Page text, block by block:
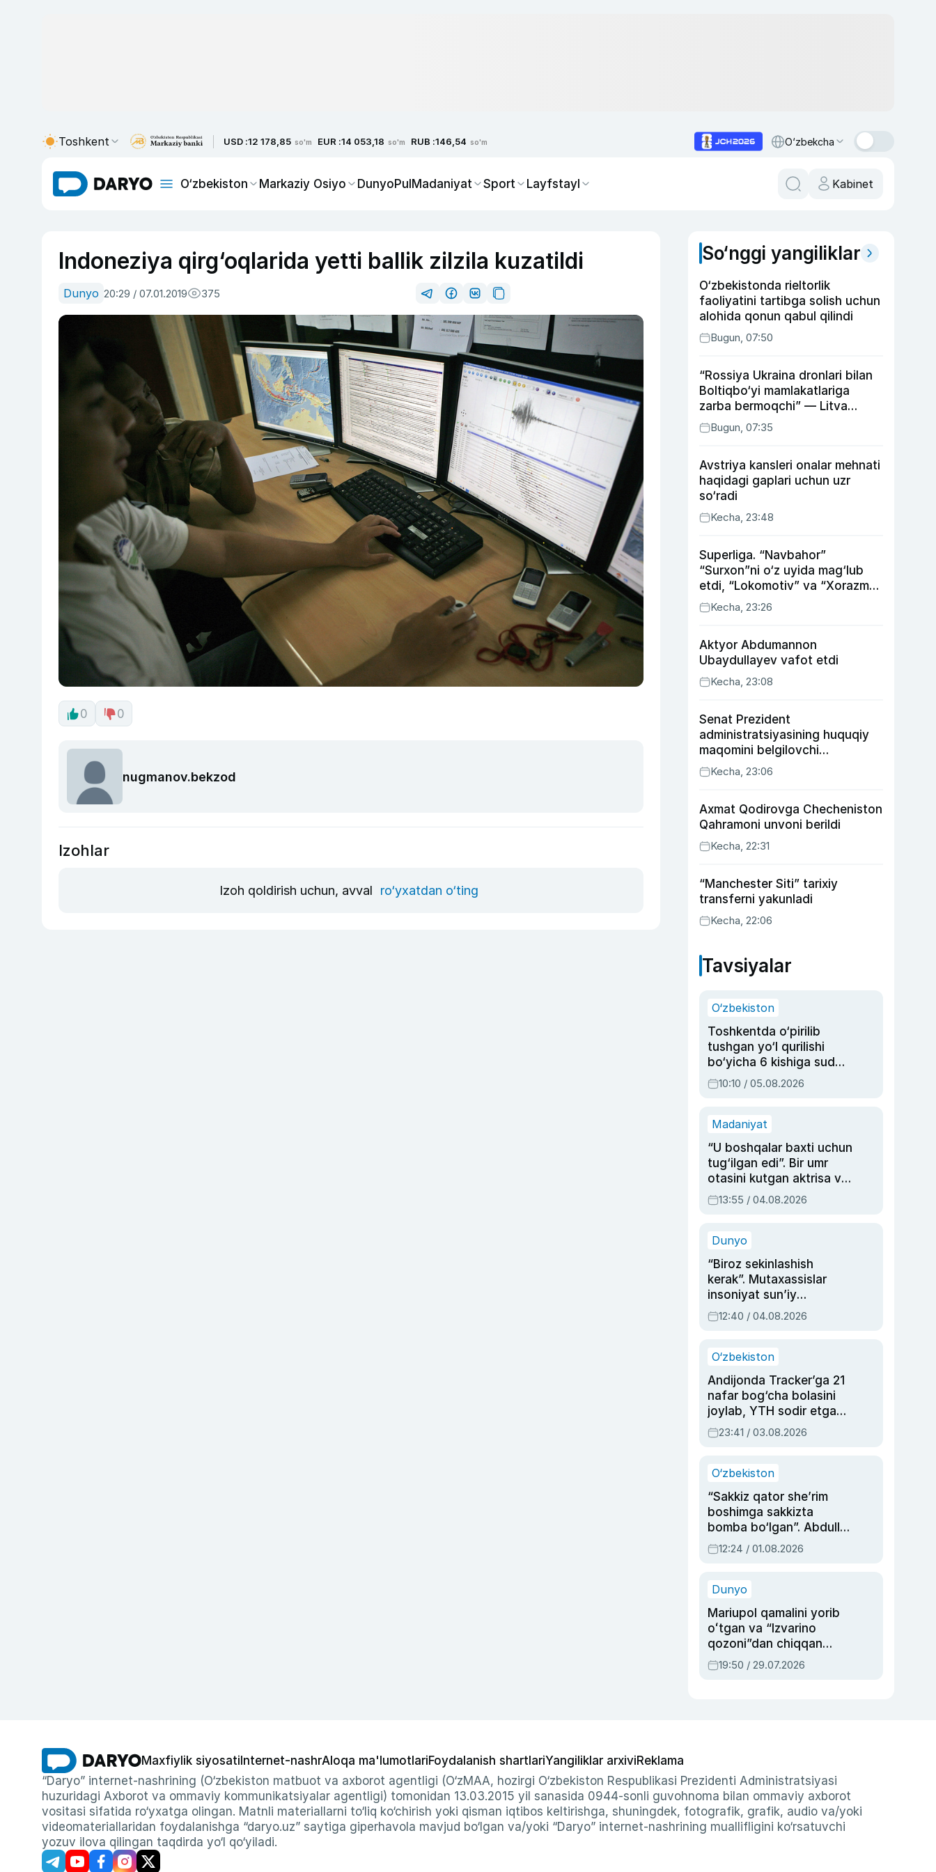
Toshkent USD :12 178,85 so'm EUR :14 053,18 so'm RUB :146,54 so'm O‘zbekcha
O‘zbekiston Markaziy Osiyo DunyoPulMadaniyat Sport Layfstayl Kabinet
Indoneziya qirg‘oqlarida yetti ballik zilzila kuzatildi
Dunyo 20:29 / 07.01.2019 375
0 0
nugmanov.bekzod
Izohlar
Izoh qoldirish uchun, avval ro‘yxatdan o‘ting
So‘nggi yangiliklar
O‘zbekistonda rieltorlik
faoliyatini tartibga solish uchun
alohida qonun qabul qilindi
Bugun, 07:50
“Rossiya Ukraina dronlari bilan
Boltiqbo‘yi mamlakatlariga
zarba bermoqchi” — Litva
mudofaa vaziri
Bugun, 07:35
Avstriya kansleri onalar mehnati
haqidagi gaplari uchun uzr
so‘radi
Kecha, 23:48
Superliga. “Navbahor”
“Surxon”ni o‘z uyida mag‘lub
etdi, “Lokomotiv” va “Xorazm”
uyda g‘alaba qozondi
Kecha, 23:26
Aktyor Abdu­mannon
Ubaydullayev vafot etdi
Kecha, 23:08
Senat Prezident
administratsiyasining huquqiy
maqomini belgilovchi
konstitutsiyaviy qonunni
ma’qulladi
Kecha, 23:06
Axmat Qodirovga Checheniston
Qahramoni unvoni berildi
Kecha, 22:31
“Manchester Siti” tarixiy
transferni yakunladi
Kecha, 22:06
Tavsiyalar
O‘zbekiston
Toshkentda o‘pirilib
tushgan yo‘l qurilishi
bo‘yicha 6 kishiga sud
hukmi o‘qildi
10:10 / 05.08.2026
Madaniyat
“U boshqalar baxti uchun
tug‘ilgan edi”. Bir umr
otasini kutgan aktrisa va
dublyaj ustasi Rimma
Ahmedovaning
13:55 / 04.08.2026
Dunyo
“Biroz sekinlashish
kerak”. Mutaxassislar
insoniyat sun’iy
intellektni boshqara
olmay qolishidan xavotir
12:40 / 04.08.2026
O‘zbekiston
Andijonda Tracker’ga 21
nafar bog‘cha bolasini
joylab, YTH sodir etgan
ayolga sud hukmi o‘qildi
23:41 / 03.08.2026
O‘zbekiston
“Sakkiz qator she’rim
boshimga sakkizta
bomba bo‘lgan”. Abdulla
Oripovni siyosiy
ayblovlardan asrab
12:24 / 01.08.2026
Dunyo
Mariupol qamalini yorib
oʻtgan va “Izvarino
qozoni”dan chiqqan
qahramon — Ukraina
armiyasi bosh
19:50 / 29.07.2026
Maxfiylik siyosati Internet-nashrAloqa ma'lumotlariFoydalanish shartlariYangiliklar arxiviReklama
“Daryo” internet-nashrining (O‘zbekiston matbuot va axborot agentligi (O‘zMAA, hozirgi O‘zbekiston Respublikasi Prezidenti Administratsiyasi
huzuridagi Axborot va ommaviy kommunikatsiyalar agentligi) tomonidan 13.03.2015 yil sanasida 0944-sonli guvohnoma bilan ommaviy axborot
vositasi sifatida ro‘yxatga olingan. Matnli materiallarni to‘liq ko‘chirish yoki qisman iqtibos keltirishga, shuningdek, fotografik, grafik, audio va/yoki
videomateriallaridan foydalanishga “daryo.uz” saytiga giperhavola mavjud bo‘lgan va/yoki “Daryo” internet-nashrining muallifligini ko‘rsatuvchi
yozuv ilova qilingan taqdirda yo‘l qo‘yiladi.